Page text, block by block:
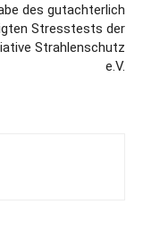
des gutachterlich
Stresstests der
Strahlenschutz
e.V.